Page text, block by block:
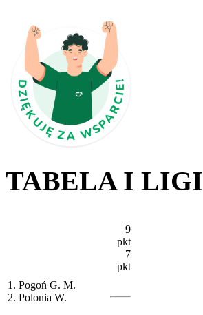
TABELA I LIGI
1. Pogoń G. M.
2. Polonia W.
9
pkt
7
pkt